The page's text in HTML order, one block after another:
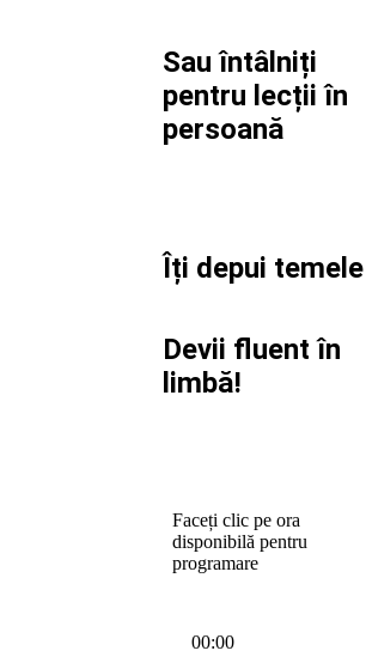
Sau întâlniți
pentru lecții în
persoană
Îți depui temele
Devii fluent în
limbă!
Faceți clic pe ora
disponibilă pentru
programare
00:00